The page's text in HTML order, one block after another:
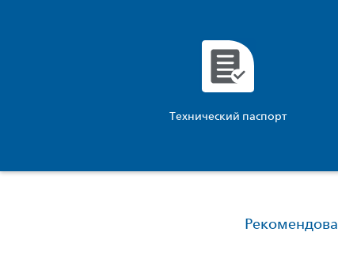
Технический паспорт